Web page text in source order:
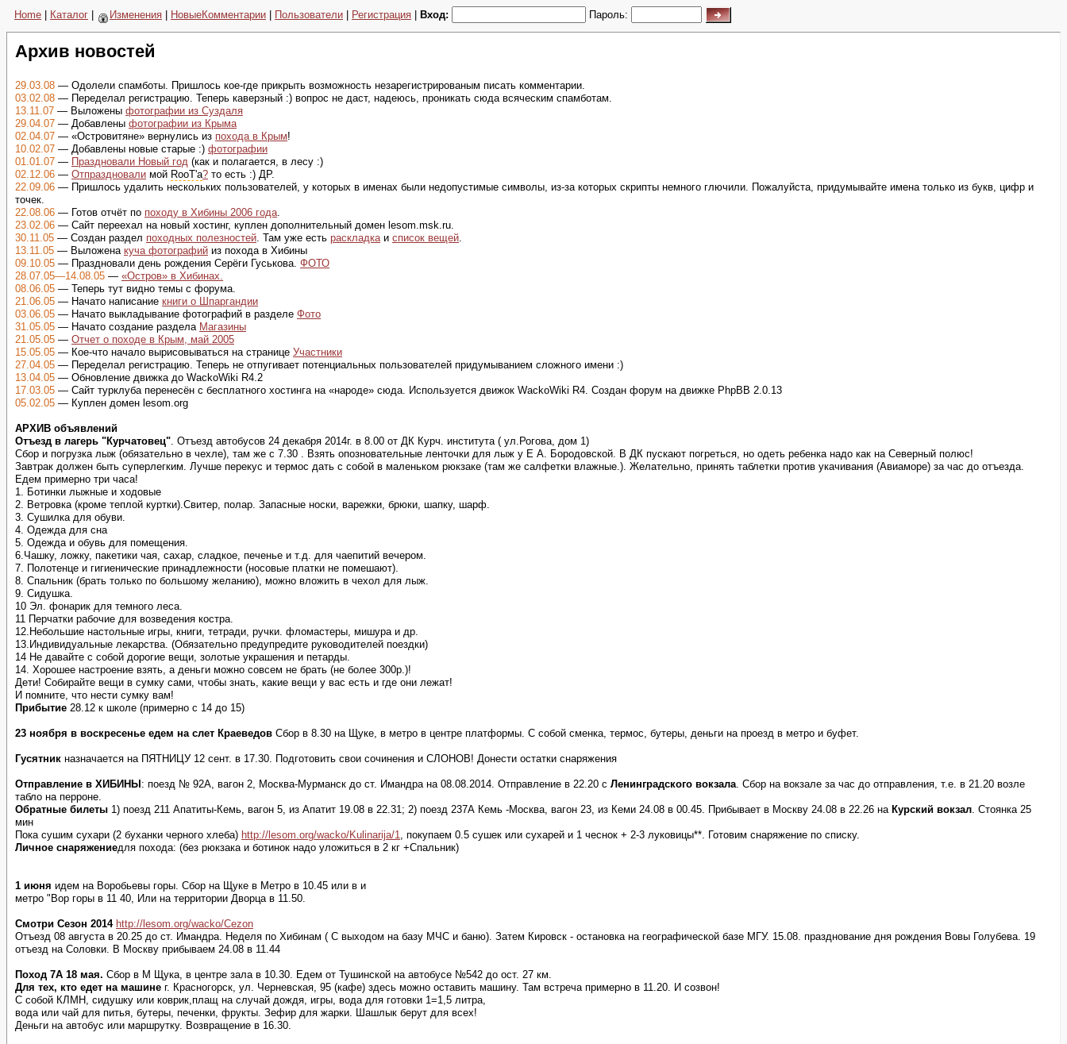
Home Каталог Изменения НовыеКомментарии Пользователи Регистрация Вход: Пароль:
Архив новостей
29.03.08 — Одолели спамботы. Пришлось кое-где прикрыть возможность незарегистрированым писать комментарии.
03.02.08 — Переделал регистрацию. Теперь каверзный :) вопрос не даст, надеюсь, проникать сюда всяческим спамботам.
13.11.07 — Выложены фотографии из Суздаля
29.04.07 — Добавлены фотографии из Крыма
02.04.07 — «Островитяне» вернулись из похода в Крым!
10.02.07 — Добавлены новые старые :) фотографии
01.01.07 — Праздновали Новый год (как и полагается, в лесу :)
02.12.06 — Отпраздновали мой RooT'а? то есть :) ДР.
22.09.06 — Пришлось удалить нескольких пользователей, у которых в именах были недопустимые символы, из-за которых скрипты немного глючили. Пожалуйста, придумывайте имена только из букв, цифр и
точек.
22.08.06 — Готов отчёт по походу в Хибины 2006 года.
23.02.06 — Сайт переехал на новый хостинг, куплен дополнительный домен lesom.msk.ru.
30.11.05 — Создан раздел походных полезностей. Там уже есть раскладкаи список вещей.
13.11.05 — Выложена куча фотографий из похода в Хибины
09.10.05 — Праздновали день рождения Серёги Гуськова. ФОТО
28.07.05—14.08.05 — «Остров» в Хибинах.
08.06.05 — Теперь тут видно темы с форума.
21.06.05 — Начато написание книги о Шпаргандии
03.06.05 — Начато выкладывание фотографий в разделе Фото
31.05.05 — Начато создание раздела Магазины
21.05.05 — Отчет о походе в Крым, май 2005
15.05.05 — Кое-что начало вырисовываться на странице Участники
27.04.05 — Переделал регистрацию. Теперь не отпугивает потенциальных пользователей придумыванием сложного имени :)
13.04.05 — Обновление движка до WackoWiki R4.2
17.03.05 — Сайт турклуба перенесён с бесплатного хостинга на «народе» сюда. Используется движок WackoWiki R4. Создан форум на движке PhpBB 2.0.13
05.02.05 — Куплен домен lesom.org
АРХИВ объявлений
Отъезд в лагерь "Курчатовец". Отъезд автобусов 24 декабря 2014г. в 8.00 от ДК Курч. института ( ул.Рогова, дом 1)
Сбор и погрузка лыж (обязательно в чехле), там же с 7.30 . Взять опозновательные ленточки для лыж у Е А. Бородовской. В ДК пускают погреться, но одеть ребенка надо как на Северный полюс!
Завтрак должен быть суперлегким. Лучше перекус и термос дать с собой в маленьком рюкзаке (там же салфетки влажные.). Желательно, принять таблетки против укачивания (Авиаморе) за час до отъезда.
Едем примерно три часа!
1. Ботинки лыжные и ходовые
2. Ветровка (кроме теплой куртки).Свитер, полар. Запасные носки, варежки, брюки, шапку, шарф.
3. Сушилка для обуви.
4. Одежда для сна
5. Одежда и обувь для помещения.
6.Чашку, ложку, пакетики чая, сахар, сладкое, печенье и т.д. для чаепитий вечером.
7. Полотенце и гигиенические принадлежности (носовые платки не помешают).
8. Спальник (брать только по большому желанию), можно вложить в чехол для лыж.
9. Сидушка.
10 Эл. фонарик для темного леса.
11 Перчатки рабочие для возведения костра.
12.Небольшие настольные игры, книги, тетради, ручки. фломастеры, мишура и др.
13.Индивидуальные лекарства. (Обязательно предупредите руководителей поездки)
14 Не давайте с собой дорогие вещи, золотые украшения и петарды.
14. Хорошее настроение взять, а деньги можно совсем не брать (не более 300р.)!
Дети! Собирайте вещи в сумку сами, чтобы знать, какие вещи у вас есть и где они лежат!
И помните, что нести сумку вам!
Прибытие 28.12 к школе (примерно с 14 до 15)
23 ноября в воскресенье едем на слет Краеведов Сбор в 8.30 на Щуке, в метро в центре платформы. С собой сменка, термос, бутеры, деньги на проезд в метро и буфет.
Гусятник назначается на ПЯТНИЦУ 12 сент. в 17.30. Подготовить свои сочинения и СЛОНОВ! Донести остатки снаряжения
Отправление в ХИБИНЫ : поезд № 92А, вагон 2, Москва-Мурманск до ст. Имандра на 08.08.2014. Отправление в 22.20 с Ленинградского вокзала. Сбор на вокзале за час до отправления, т.е. в 21.20 возле
табло на перроне.
Обратные билеты 1) поезд 211 Апатиты-Кемь, вагон 5, из Апатит 19.08 в 22.31; 2) поезд 237А Кемь -Москва, вагон 23, из Кеми 24.08 в 00.45. Прибывает в Москву 24.08 в 22.26 на Курский вокзал. Стоянка 25
мин
Пока сушим сухари (2 буханки черного хлеба) http://lesom.org/wacko/Kulinarija/1, покупаем 0.5 сушек или сухарей и 1 чеснок + 2-3 луковицы**. Готовим снаряжение по списку.
Личное снаряжениедля похода: (без рюкзака и ботинок надо уложиться в 2 кг +Спальник)
1 июня идем на Воробьевы горы. Сбор на Щуке в Метро в 10.45 или в и
метро "Вор горы в 11 40, Или на территории Дворца в 11.50.
Смотри Сезон 2014 http://lesom.org/wacko/Cezon
Отъезд 08 августа в 20.25 до ст. Имандра. Неделя по Хибинам ( С выходом на базу МЧС и баню). Затем Кировск - остановка на географической базе МГУ. 15.08. празднование дня рождения Вовы Голубева. 19
отъезд на Соловки. В Москву прибываем 24.08 в 11.44
Поход 7А 18 мая. Сбор в М Щука, в центре зала в 10.30. Едем от Тушинской на автобусе №542 до ост. 27 км.
Для тех, кто едет на машине г. Красногорск, ул. Черневская, 95 (кафе) здесь можно оставить машину. Там встреча примерно в 11.20. И созвон!
С собой КЛМН, сидушку или коврик,плащ на случай дождя, игры, вода для готовки 1=1,5 литра,
вода или чай для питья, бутеры, печенки, фрукты. Зефир для жарки. Шашлык берут для всех!
Деньги на автобус или маршрутку. Возвращение в 16.30.